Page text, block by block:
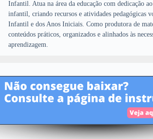
Infantil. Atua na área da educação com dedicação
infantil, criando recursos e atividades pedagógicas
Infantil e dos Anos Iniciais. Como produtora de
conteúdos práticos, organizados e alinhados às
aprendizagem.